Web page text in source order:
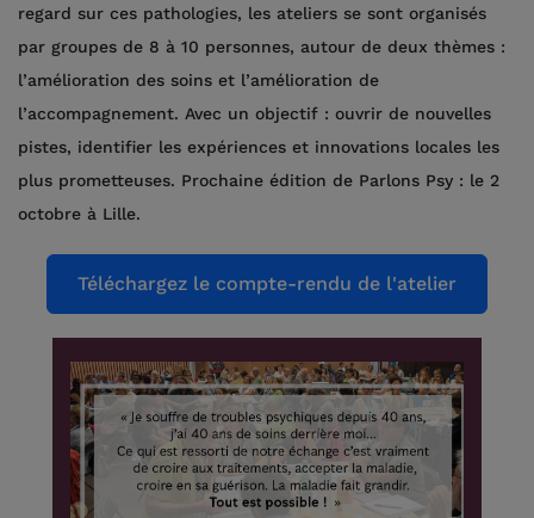
regard sur ces pathologies, les ateliers se sont organisés
par groupes de 8 à 10 personnes, autour de deux thèmes :
l’amélioration des soins et l’amélioration de
l’accompagnement. Avec un objectif : ouvrir de nouvelles
pistes, identifier les expériences et innovations locales les
plus prometteuses. Prochaine édition de Parlons Psy : le 2
octobre à Lille.
Téléchargez le compte-rendu de l'atelier